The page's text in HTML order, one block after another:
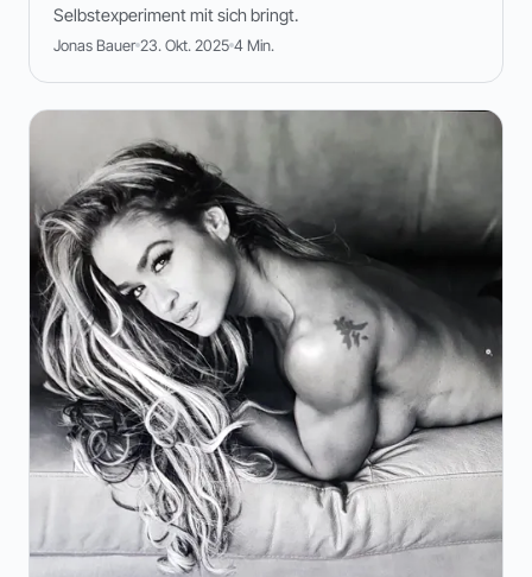
Selbstexperiment mit sich bringt.
Jonas Bauer 23. Okt. 2025 4 Min.